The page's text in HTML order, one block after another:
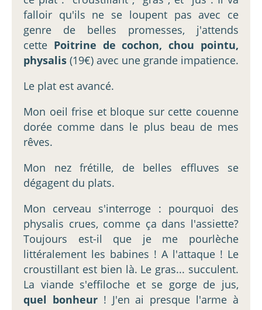
falloir qu'ils ne se loupent pas avec ce
genre de belles promesses, j'attends
cette Poitrine de cochon, chou pointu,
physalis (19€) avec une grande impatience.
Le plat est avancé.
Mon oeil frise et bloque sur cette couenne
dorée comme dans le plus beau de mes
rêves.
Mon nez frétille, de belles effluves se
dégagent du plats.
Mon cerveau s'interroge : pourquoi des
physalis crues, comme ça dans l'assiette?
Toujours est-il que je me pourlèche
littéralement les babines ! A l'attaque ! Le
croustillant est bien là. Le gras... succulent.
La viande s'effiloche et se gorge de jus,
quel bonheur ! J'en ai presque l'arme à